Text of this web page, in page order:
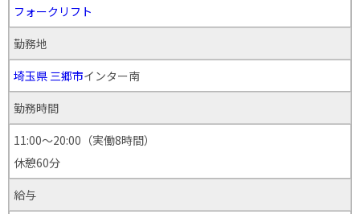
フォークリフト
勤務地
埼玉県 三郷市インター南
勤務時間
11:00～20:00（実働8時間）
休憩60分
給与